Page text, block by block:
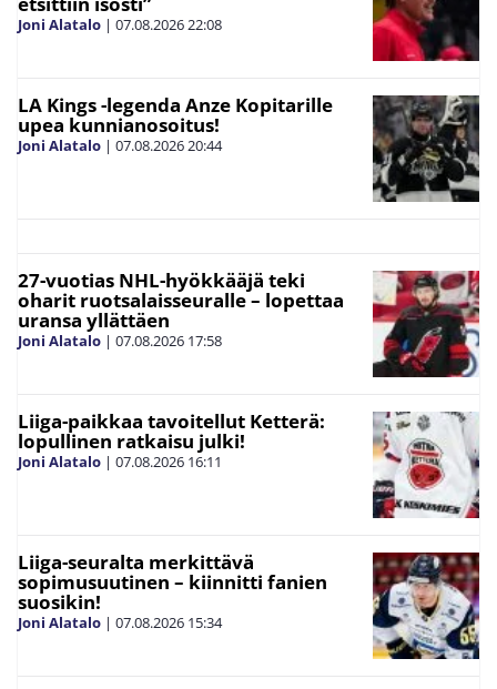
Joni Alatalo | 07.08.202622:08
LA Kings -legenda Anze Kopitarille
upea kunnianosoitus!
Joni Alatalo | 07.08.202620:44
27-vuotias NHL-hyökkääjä teki
oharit ruotsalaisseuralle – lopettaa
uransa yllättäen
Joni Alatalo | 07.08.2026 17:58
Liiga-paikkaa tavoitellut Ketterä:
lopullinen ratkaisu julki!
Joni Alatalo | 07.08.2026 16:11
Liiga-seuralta merkittävä
sopimusuutinen – kiinnitti fanien
suosikin!
Joni Alatalo | 07.08.2026 15:34